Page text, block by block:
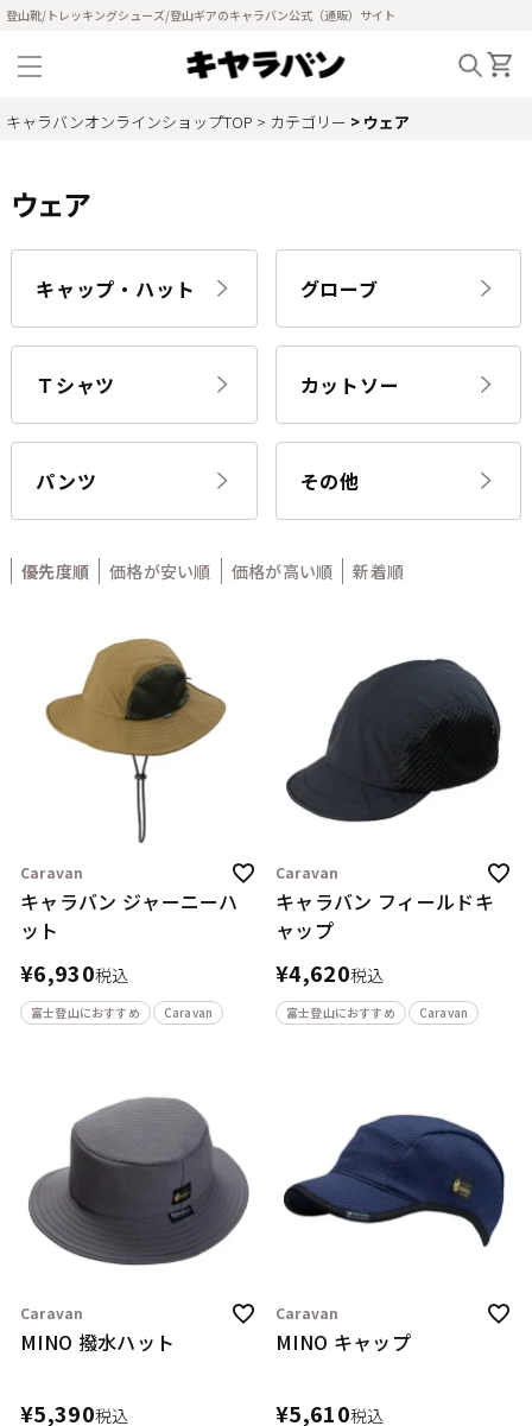
登山靴/トレッキングシューズ/登山ギアのキャラバン公式（通販）サイト
キャラバンオンラインショップTOP カテゴリー ウェア
ウェア
キャップ・ハット グローブ
Ｔシャツ カットソー
パンツ その他
優先度順 価格が安い順 価格が高い順 新着順
Caravan
キャラバン ジャーニーハ
ット
¥6,930税込
富士登山におすすめ Caravan
Caravan
キャラバン フィールドキ
ャップ
¥4,620税込
富士登山におすすめ Caravan
Caravan
MINO 撥水ハット
¥5,390税込
Caravan
MINO キャップ
¥5,610税込